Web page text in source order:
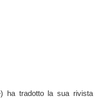
ha tradotto la sua rivista